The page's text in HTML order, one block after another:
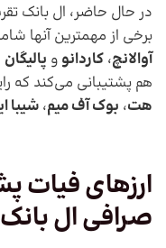
برخی از مهمترین آنها
آوالانچ، کاردانو و پالیگان
هم پشتیبانی می‌کند که
هت، بوک آف میم، شیبا
ارزهای فیات
صرافی ال بانک